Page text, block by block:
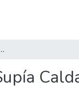
P Supía Caldas 2009